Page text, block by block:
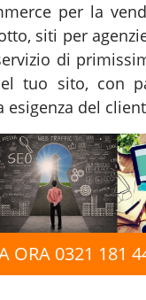
per la
siti per
di
tuo sito, con
del
ORA 0321 181